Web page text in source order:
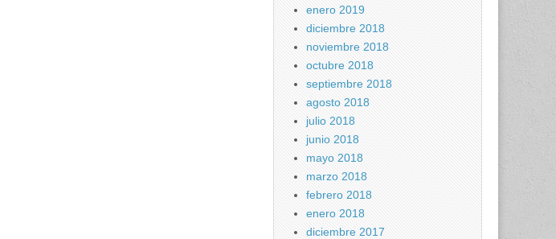
enero 2019
diciembre 2018
noviembre 2018
octubre 2018
septiembre 2018
agosto 2018
julio 2018
junio 2018
mayo 2018
marzo 2018
febrero 2018
enero 2018
diciembre 2017